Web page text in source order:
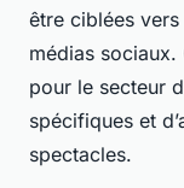
être ciblées
médias
pour le secteur
spécifiques et
spectacles.